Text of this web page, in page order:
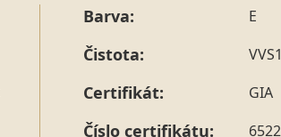
Barva: E
Čistota: VVS1
Certifikát: GIA
Číslo certifikátu: